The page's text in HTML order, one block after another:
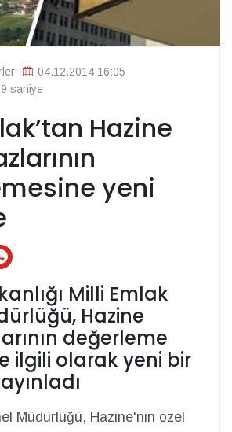
04.12.2014 16:05
saniye
Hazine
yeni
Milli Emlak
Hazine
değerleme
ilgili olarak yeni bir
Müdürlüğü, Hazine'nin özel